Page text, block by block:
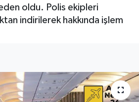
oldu. Polis ekipleri
indirilerek hakkında işlem